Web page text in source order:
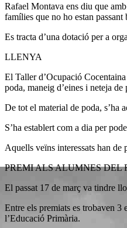
Rafael Montava ens diu que
famílies que no ho estan
Es tracta d’una dotació per a
LLENYA
El Taller d’Ocupació
poda, maneig d’eines i neteja de
De tot el material de poda, s’ha
S’ha establert com a dia per
Aquells veïns interessats han
PREMI ALS ALUMNES DEL
El passat 17 de març va tindre
Entre els premiats es trobaven
l’Educació Primària.